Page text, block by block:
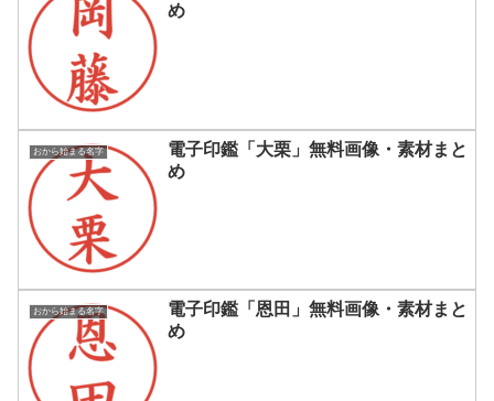
め
おから始まる名字
電子印鑑「大栗」無料画像・素材まと
め
おから始まる名字
電子印鑑「恩田」無料画像・素材まと
め